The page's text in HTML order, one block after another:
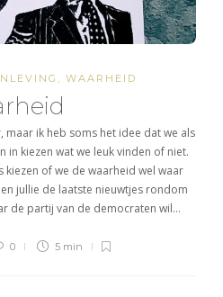
, WAARHEID
maar ik heb soms het idee dat we als
in kiezen wat we leuk vinden of niet.
kiezen of we de waarheid wel waar
jullie de laatste nieuwtjes rondom
de partij van de democraten wil…
0 5 min